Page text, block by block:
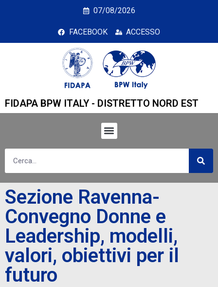
Sezione Ravenna-
07/08/2026
FACEBOOK ACCESSO
FIDAPA BPW ITALY - DISTRETTO NORD EST
Sezione Ravenna-
Convegno Donne e
Leadership, modelli,
valori, obiettivi per il
futuro